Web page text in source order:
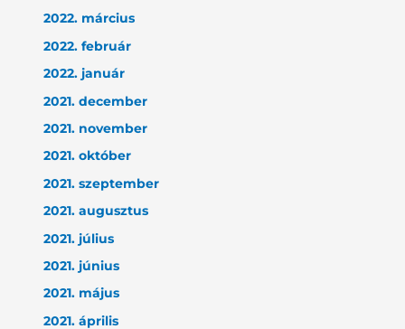
2022. március
2022. február
2022. január
2021. december
2021. november
2021. október
2021. szeptember
2021. augusztus
2021. július
2021. június
2021. május
2021. április